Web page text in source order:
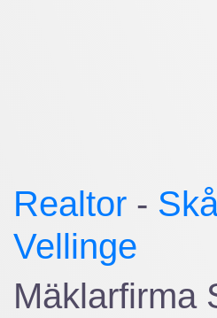
Realtor -
Vellinge
Mäklarfirma